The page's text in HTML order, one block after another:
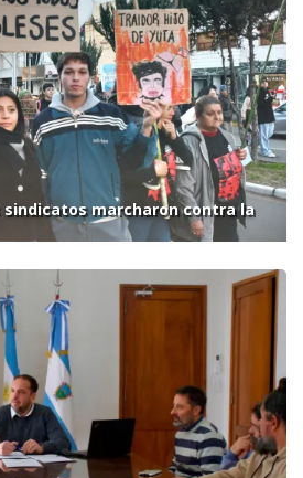
sindicatos marcharon contra la